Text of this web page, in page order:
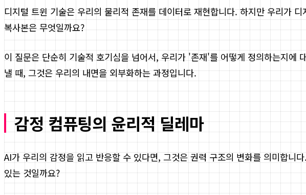
디지털 트윈 기술은 우리의 물리적 존재를 데이터로 재현합니다. 하지만 우리가
복사본은 무엇일까요?
이 질문은 단순히 기술적 호기심을 넘어서, 우리가 '존재'를 어떻게 정의하는지에
낼 때, 그것은 우리의 내면을 외부화하는 과정입니다.
감정 컴퓨팅의 윤리적 딜레마
AI가 우리의 감정을 읽고 반응할 수 있다면, 그것은 권력 구조의 변화를 의미합
있는 것일까요?